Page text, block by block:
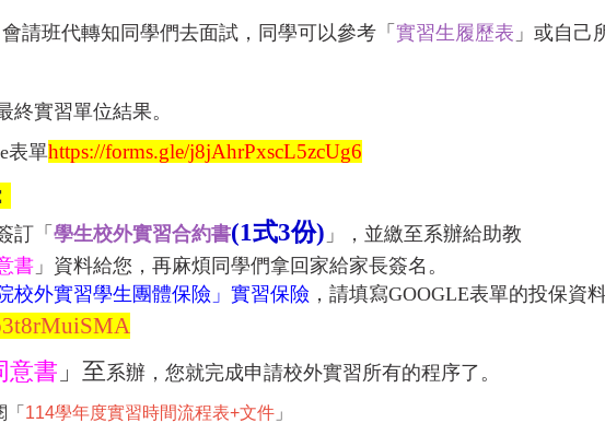
請班代轉知同學們去面試，同學可以參考「 實習生履歷表 」或自己
終實習單位結果。
表單https://forms.gle/j8jAhrPxscL5zcUg6
訂「 學生校外實習合約書(1式3份) 」，並繳至系辦給助教
書 」資料給您，再麻煩同學們拿回家給家長簽名。
校外實習學生團體保險」實習保險 ，請填寫GOOGLE表單的投保資
意書 」至系辦，您就完成申請校外實習所有的程序了。
114學年度實習時間流程表+文件 」